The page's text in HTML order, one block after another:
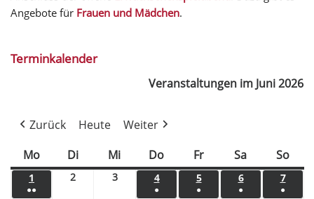
Angebote für Frauen und Mädchen.
Terminkalender
Veranstaltungen im Juni 2026
Zurück Heute
Weiter
Mo
Di Mi Do Fr Sa So
1
●●
2 3 4
●
5
●
6
●
7
●